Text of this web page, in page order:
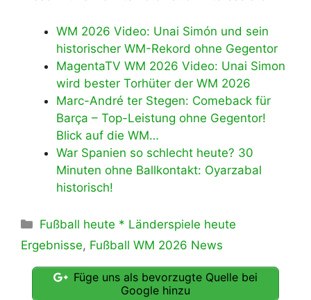
WM 2026 Video: Unai Simón und sein
historischer WM-Rekord ohne Gegentor
MagentaTV WM 2026 Video: Unai Simon
wird bester Torhüter der WM 2026
Marc-André ter Stegen: Comeback für
Barça – Top-Leistung ohne Gegentor!
Blick auf die WM…
War Spanien so schlecht heute? 30
Minuten ohne Ballkontakt: Oyarzabal
historisch!
Kategorien
Fußball heute * Länderspiele heute
Ergebnisse, Fußball WM 2026 News
Füge uns als bevorzugte Quelle bei
Google hinzu